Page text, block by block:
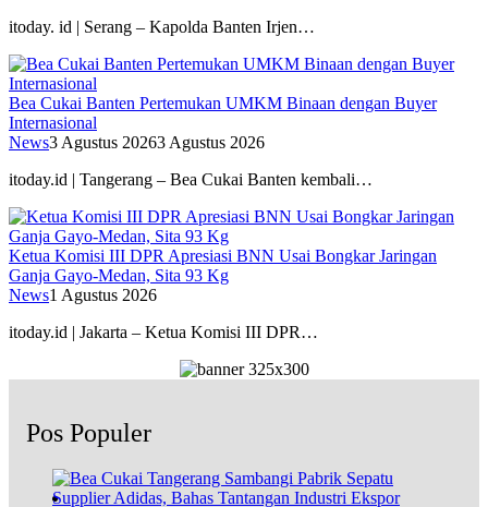
itoday. id | Serang – Kapolda Banten Irjen…
Bea Cukai Banten Pertemukan UMKM Binaan dengan Buyer
Internasional
News3 Agustus 20263 Agustus 2026
itoday.id | Tangerang – Bea Cukai Banten kembali…
Ketua Komisi III DPR Apresiasi BNN Usai Bongkar Jaringan
Ganja Gayo-Medan, Sita 93 Kg
News1 Agustus 2026
itoday.id | Jakarta – Ketua Komisi III DPR…
Pos Populer